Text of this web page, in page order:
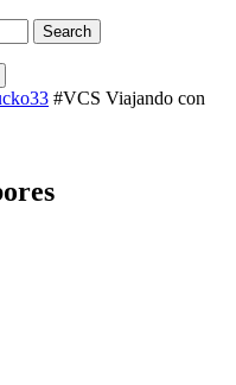
#VCS​ Viajando con